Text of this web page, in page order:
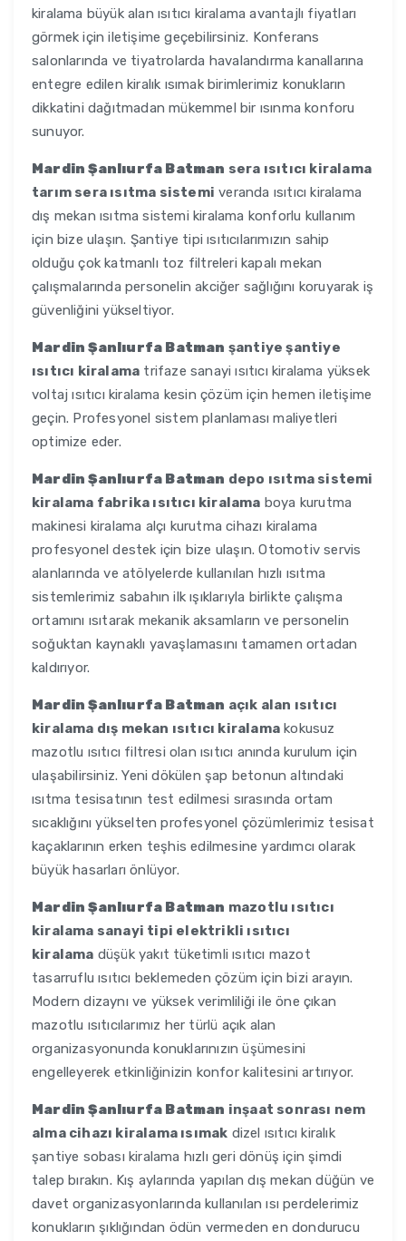
kiralama büyük alan ısıtıcı kiralama avantajlı fiyatları
görmek için iletişime geçebilirsiniz. Konferans
salonlarında ve tiyatrolarda havalandırma kanallarına
entegre edilen kiralık ısımak birimlerimiz konukların
dikkatini dağıtmadan mükemmel bir ısınma konforu
sunuyor.
Mardin Şanlıurfa Batman sera ısıtıcı kiralama
tarım sera ısıtma sistemi veranda ısıtıcı kiralama
dış mekan ısıtma sistemi kiralama konforlu kullanım
için bize ulaşın. Şantiye tipi ısıtıcılarımızın sahip
olduğu çok katmanlı toz filtreleri kapalı mekan
çalışmalarında personelin akciğer sağlığını koruyarak iş
güvenliğini yükseltiyor.
Mardin Şanlıurfa Batman şantiye şantiye
ısıtıcı kiralama trifaze sanayi ısıtıcı kiralama yüksek
voltaj ısıtıcı kiralama kesin çözüm için hemen iletişime
geçin. Profesyonel sistem planlaması maliyetleri
optimize eder.
Mardin Şanlıurfa Batman depo ısıtma sistemi
kiralama fabrika ısıtıcı kiralama boya kurutma
makinesi kiralama alçı kurutma cihazı kiralama
profesyonel destek için bize ulaşın. Otomotiv servis
alanlarında ve atölyelerde kullanılan hızlı ısıtma
sistemlerimiz sabahın ilk ışıklarıyla birlikte çalışma
ortamını ısıtarak mekanik aksamların ve personelin
soğuktan kaynaklı yavaşlamasını tamamen ortadan
kaldırıyor.
Mardin Şanlıurfa Batman açık alan ısıtıcı
kiralama dış mekan ısıtıcı kiralama kokusuz
mazotlu ısıtıcı filtresi olan ısıtıcı anında kurulum için
ulaşabilirsiniz. Yeni dökülen şap betonun altındaki
ısıtma tesisatının test edilmesi sırasında ortam
sıcaklığını yükselten profesyonel çözümlerimiz tesisat
kaçaklarının erken teşhis edilmesine yardımcı olarak
büyük hasarları önlüyor.
Mardin Şanlıurfa Batman mazotlu ısıtıcı
kiralama sanayi tipi elektrikli ısıtıcı
kiralama düşük yakıt tüketimli ısıtıcı mazot
tasarruflu ısıtıcı beklemeden çözüm için bizi arayın.
Modern dizaynı ve yüksek verimliliği ile öne çıkan
mazotlu ısıtıcılarımız her türlü açık alan
organizasyonunda konuklarınızın üşümesini
engelleyerek etkinliğinizin konfor kalitesini artırıyor.
Mardin Şanlıurfa Batman inşaat sonrası nem
alma cihazı kiralama ısımak dizel ısıtıcı kiralık
şantiye sobası kiralama hızlı geri dönüş için şimdi
talep bırakın. Kış aylarında yapılan dış mekan düğün ve
davet organizasyonlarında kullanılan ısı perdelerimiz
konukların şıklığından ödün vermeden en dondurucu